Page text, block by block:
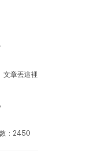
文章丟這裡
：2450